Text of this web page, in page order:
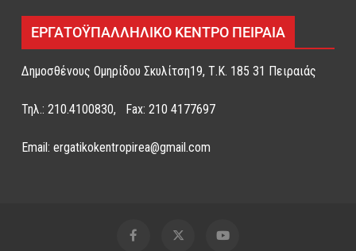
ΕΡΓΑΤΟΫΠΑΛΛΗΛΙΚΟ ΚΕΝΤΡΟ ΠΕΙΡΑΙΑ
Δημοσθένους Ομηρίδου Σκυλίτση19, Τ.Κ. 185 31 Πειραιάς
Τηλ.: 210.4100830, Fax: 210 4177697
Email: ergatikokentropirea@gmail.com